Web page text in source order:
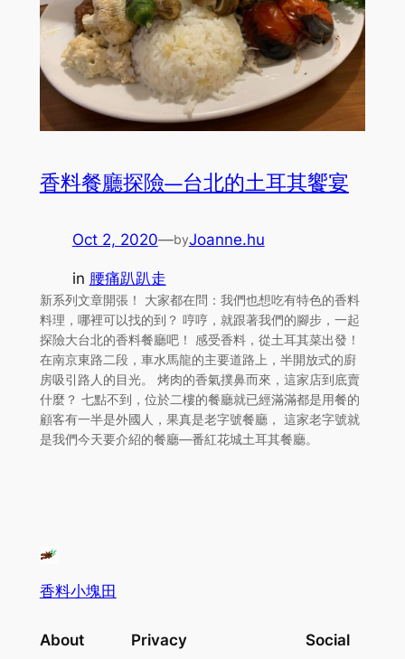
香料餐廳探險—台北的土耳其饗宴
Oct 2, 2020—byJoanne.hu
in 腰痛趴趴走
新系列文章開張！ 大家都在問：我們也想吃有特色的香料
料理，哪裡可以找的到？ 哼哼，就跟著我們的腳步，一起
探險大台北的香料餐廳吧！ 感受香料，從土耳其菜出發！
在南京東路二段，車水馬龍的主要道路上，半開放式的廚
房吸引路人的目光。 烤肉的香氣撲鼻而來，這家店到底賣
什麼？ 七點不到，位於二樓的餐廳就已經滿滿都是用餐的
顧客有一半是外國人，果真是老字號餐廳， 這家老字號就
是我們今天要介紹的餐廳—番紅花城土耳其餐廳。
香料小塊田
About Privacy Social